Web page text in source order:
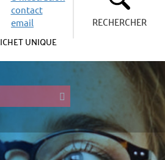
UNIQUE
RECHERCHER